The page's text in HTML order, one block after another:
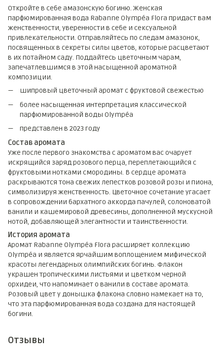
Откройте в себе амазонскую богиню. Женская
парфюмированная вода Rabanne Olympéa Flora придаст вам
женственности, уверенности в себе и сексуальной
привлекательности. Отправляйтесь по следам амазонок,
посвященных в секреты силы цветов, которые расцветают
в их потайном саду. Поддайтесь цветочным чарам,
запечатлевшимся в этой насыщенной ароматной
композиции.
шипровый цветочный аромат с фруктовой свежестью
более насыщенная интерпретация классической
парфюмированной воды Olympéa
представлен в 2023 году
Состав аромата
Уже после первого знакомства с ароматом вас очарует
искрящийся заряд розового перца, переплетающийся с
фруктовыми нотками смородины. В сердце аромата
раскрываются тона свежих лепестков розовой розы и пиона,
символизируя женственность. Цветочное сочетание угасает
в сопровождении бархатного аккорда пачулей, солоноватой
ванили и кашемировой древесины, дополненной мускусной
нотой, добавляющей элегантности и таинственности.
История аромата
Аромат Rabanne Olympéa Flora расширяет коллекцию
Olympéa и является ярчайшим воплощением мифической
красоты легендарных олимпийских богинь. Флакон
украшен тропическими листьями и цветком черной
орхидеи, что напоминает о ванили в составе аромата.
Розовый цвет у донышка флакона словно намекает на то,
что эта парфюмированная вода создана для настоящей
богини.
Отзывы